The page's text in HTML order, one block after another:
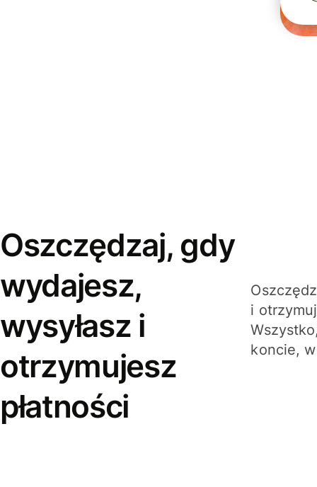
Oszczędzaj, gdy
wydajesz,
wysyłasz i
otrzymujesz
płatności
i
koncie,